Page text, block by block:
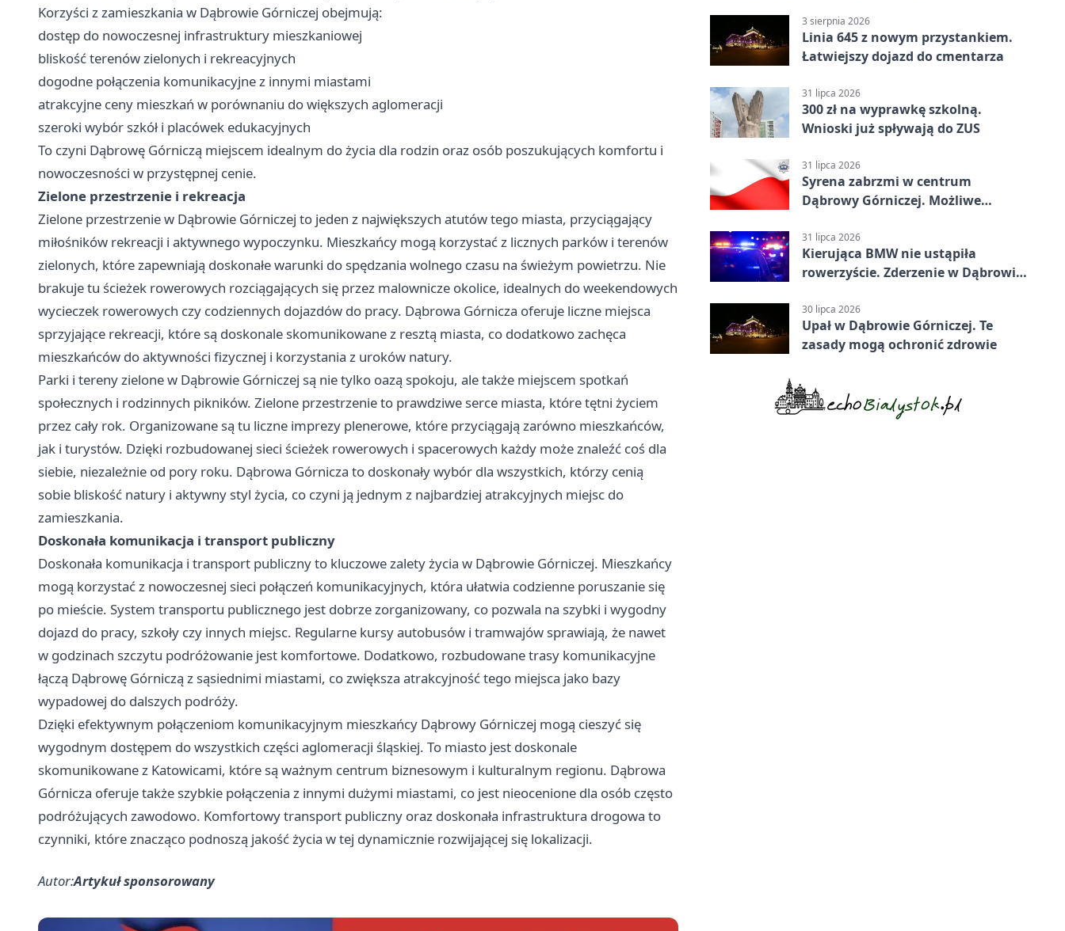
Korzyści z zamieszkania w Dąbrowie Górniczej obejmują:
dostęp do nowoczesnej infrastruktury mieszkaniowej
bliskość terenów zielonych i rekreacyjnych
dogodne połączenia komunikacyjne z innymi miastami
atrakcyjne ceny mieszkań w porównaniu do większych aglomeracji
szeroki wybór szkół i placówek edukacyjnych
To czyni Dąbrowę Górniczą miejscem idealnym do życia dla rodzin oraz osób poszukujących komfortu i
nowoczesności w przystępnej cenie.
Zielone przestrzenie i rekreacja
Zielone przestrzenie w Dąbrowie Górniczej to jeden z największych atutów tego miasta, przyciągający
miłośników rekreacji i aktywnego wypoczynku. Mieszkańcy mogą korzystać z licznych parków i terenów
zielonych, które zapewniają doskonałe warunki do spędzania wolnego czasu na świeżym powietrzu. Nie
brakuje tu ścieżek rowerowych rozciągających się przez malownicze okolice, idealnych do weekendowych
wycieczek rowerowych czy codziennych dojazdów do pracy. Dąbrowa Górnicza oferuje liczne miejsca
sprzyjające rekreacji, które są doskonale skomunikowane z resztą miasta, co dodatkowo zachęca
mieszkańców do aktywności fizycznej i korzystania z uroków natury.
Parki i tereny zielone w Dąbrowie Górniczej są nie tylko oazą spokoju, ale także miejscem spotkań
społecznych i rodzinnych pikników. Zielone przestrzenie to prawdziwe serce miasta, które tętni życiem
przez cały rok. Organizowane są tu liczne imprezy plenerowe, które przyciągają zarówno mieszkańców,
jak i turystów. Dzięki rozbudowanej sieci ścieżek rowerowych i spacerowych każdy może znaleźć coś dla
siebie, niezależnie od pory roku. Dąbrowa Górnicza to doskonały wybór dla wszystkich, którzy cenią
sobie bliskość natury i aktywny styl życia, co czyni ją jednym z najbardziej atrakcyjnych miejsc do
zamieszkania.
Doskonała komunikacja i transport publiczny
Doskonała komunikacja i transport publiczny to kluczowe zalety życia w Dąbrowie Górniczej. Mieszkańcy
mogą korzystać z nowoczesnej sieci połączeń komunikacyjnych, która ułatwia codzienne poruszanie się
po mieście. System transportu publicznego jest dobrze zorganizowany, co pozwala na szybki i wygodny
dojazd do pracy, szkoły czy innych miejsc. Regularne kursy autobusów i tramwajów sprawiają, że nawet
w godzinach szczytu podróżowanie jest komfortowe. Dodatkowo, rozbudowane trasy komunikacyjne
łączą Dąbrowę Górniczą z sąsiednimi miastami, co zwiększa atrakcyjność tego miejsca jako bazy
wypadowej do dalszych podróży.
Dzięki efektywnym połączeniom komunikacyjnym mieszkańcy Dąbrowy Górniczej mogą cieszyć się
wygodnym dostępem do wszystkich części aglomeracji śląskiej. To miasto jest doskonale
skomunikowane z Katowicami, które są ważnym centrum biznesowym i kulturalnym regionu. Dąbrowa
Górnicza oferuje także szybkie połączenia z innymi dużymi miastami, co jest nieocenione dla osób często
podróżujących zawodowo. Komfortowy transport publiczny oraz doskonała infrastruktura drogowa to
czynniki, które znacząco podnoszą jakość życia w tej dynamicznie rozwijającej się lokalizacji.
Autor:Artykuł sponsorowany
3 sierpnia 2026
Linia 645 z nowym przystankiem.
Łatwiejszy dojazd do cmentarza
31 lipca 2026
300 zł na wyprawkę szkolną.
Wnioski już spływają do ZUS
31 lipca 2026
Syrena zabrzmi w centrum
Dąbrowy Górniczej. Możliwe
31 lipca 2026
Kierująca BMW nie ustąpiła
rowerzyście. Zderzenie w Dąbrowie
30 lipca 2026
Upał w Dąbrowie Górniczej. Te
zasady mogą ochronić zdrowie